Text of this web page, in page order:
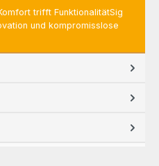
trifft FunktionalitätSig
und kompromisslose